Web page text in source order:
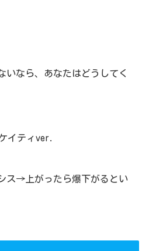
いなら、あなたはどうしてく
イティver.
ス→上がったら爆下がるとい